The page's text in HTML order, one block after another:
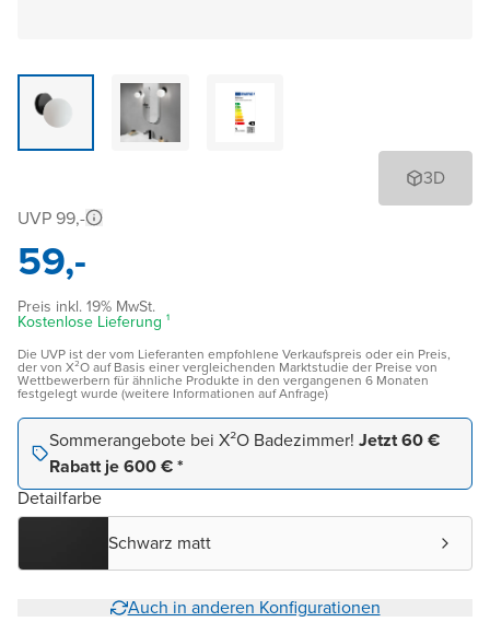
3D
UVP 99,-
59,-
Preis inkl. 19% MwSt.
Kostenlose Lieferung ¹
Die UVP ist der vom Lieferanten empfohlene Verkaufspreis oder ein Preis,
der von X²O auf Basis einer vergleichenden Marktstudie der Preise von
Wettbewerbern für ähnliche Produkte in den vergangenen 6 Monaten
festgelegt wurde (weitere Informationen auf Anfrage)
Sommerangebote bei X²O Badezimmer! Jetzt 60 €
Rabatt je 600 € *
Detailfarbe
Schwarz matt
Auch in anderen Konfigurationen